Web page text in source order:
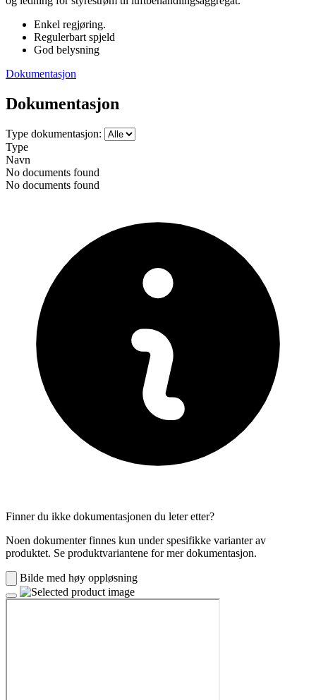
Enkel regjøring.
Regulerbart spjeld
God belysning
Dokumentasjon
Dokumentasjon
Type dokumentasjon:
Type
Navn
No documents found
No documents found
Finner du ikke dokumentasjonen du leter etter?
Noen dokumenter finnes kun under spesifikke varianter av
produktet. Se produktvariantene for mer dokumentasjon.
Bilde med høy oppløsning